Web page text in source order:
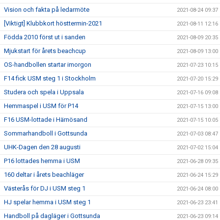
Vision och fakta på ledarmöte 2021-08-24 09:37
[Viktigt] Klubbkort hösttermin-2021 2021-08-11 12:16
Födda 2010 först ut i sanden 2021-08-09 20:35
Mjukstart för årets beachcup 2021-08-09 13:00
OS-handbollen startar imorgon 2021-07-23 10:15
F14 fick USM steg 1 i Stockholm 2021-07-20 15:29
Studera och spela i Uppsala 2021-07-16 09:08
Hemmaspel i USM för P14 2021-07-15 13:00
F16 USM-lottade i Härnösand 2021-07-15 10:05
Sommarhandboll i Gottsunda 2021-07-03 08:47
UHK-Dagen den 28 augusti 2021-07-02 15:04
P16 lottades hemma i USM 2021-06-28 09:35
160 deltar i årets beachläger 2021-06-24 15:29
Västerås för DJ i USM steg 1 2021-06-24 08:00
HJ spelar hemma i USM steg 1 2021-06-23 23:41
Handboll på dagläger i Gottsunda 2021-06-23 09:14